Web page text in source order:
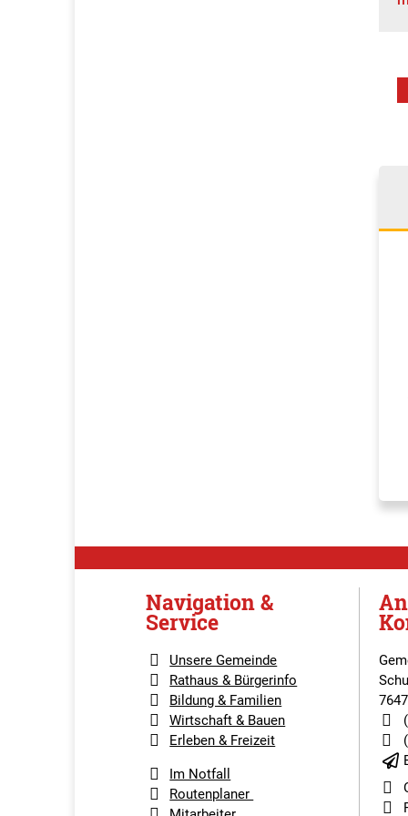
Navigation &
Service
Unsere Gemeinde
Rathaus & Bürgerinfo
Bildung & Familien
Wirtschaft & Bauen
Erleben & Freizeit
Im Notfall
Routenplaner